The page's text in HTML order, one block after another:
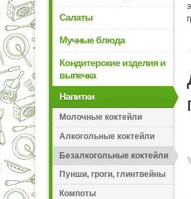
Салаты
Мучные блюда
Кондитерские изделия и
выпечка
Напитки
Молочные коктейли
Алкогольные коктейли
Безалкогольные коктейли
Пунши, гроги, глинтвейны
Компоты